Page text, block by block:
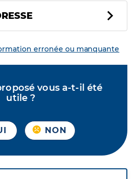
erronée ou manquante
vous a-t-il été
utile ?
NON